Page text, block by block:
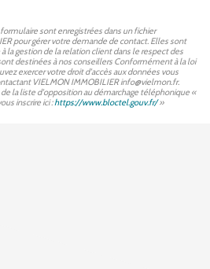
sont enregistrées dans un fichier
pour gérer votre demande de contact. Elles sont
la gestion de la relation client dans le respect des
destinées à nos conseillers Conformément à la loi
exercer votre droit d'accès aux données vous
VIELMON IMMOBILIER info@vielmon.fr.
la liste d'opposition au démarchage téléphonique «
inscrire ici :https://www.bloctel.gouv.fr/»